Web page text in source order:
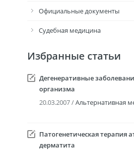
Официальные документы
Судебная медицина
Избранные статьи
Дегенеративные
организма
20.03.2007 /Альтернативная
Патогенетическая терапия
дерматита